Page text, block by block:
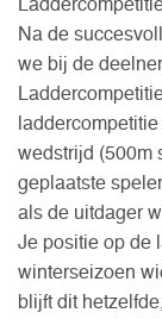
Na de
we bij de
wedstrijd (500m
geplaatste
als de uitdager
Je positie op de
winterseizoen
blijft dit